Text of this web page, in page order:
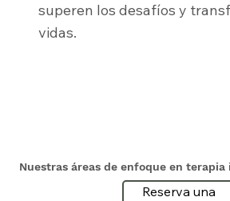
superen los desafíos y
vidas.
Nuestras áreas de enfoque en
Reserva una